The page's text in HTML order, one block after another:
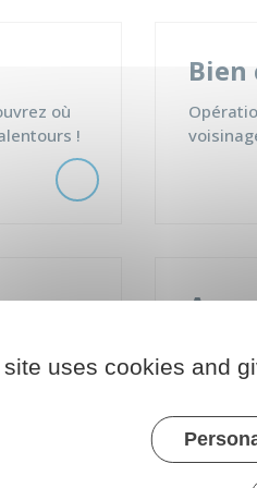
où
!
Bien
à
uses cookies and